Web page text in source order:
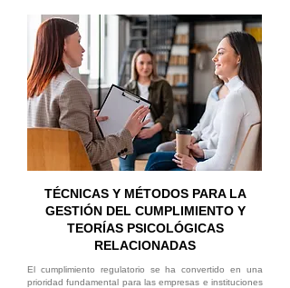
TÉCNICAS Y MÉTODOS PARA LA
GESTIÓN DEL CUMPLIMIENTO Y
TEORÍAS PSICOLÓGICAS
RELACIONADAS
El cumplimiento regulatorio se ha convertido en una
prioridad fundamental para las empresas e instituciones